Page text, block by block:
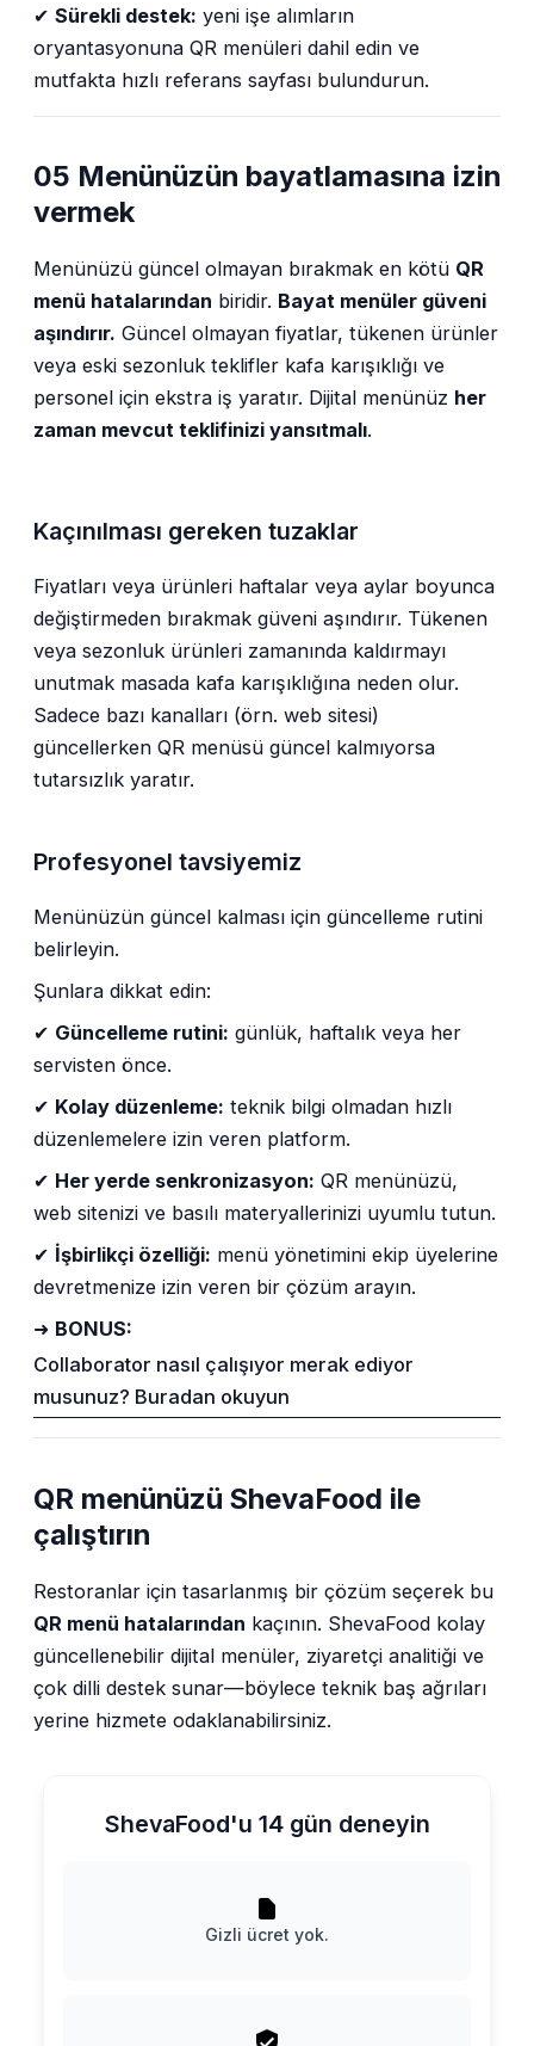
✔ Sürekli destek: yeni işe alımların
oryantasyonuna QR menüleri dahil edin ve
mutfakta hızlı referans sayfası bulundurun.
05 Menünüzün bayatlamasına izin
vermek
Menünüzü güncel olmayan bırakmak en kötü QR
menü hatalarından biridir. Bayat menüler güveni
aşındırır. Güncel olmayan fiyatlar, tükenen ürünler
veya eski sezonluk teklifler kafa karışıklığı ve
personel için ekstra iş yaratır. Dijital menünüz her
zaman mevcut teklifinizi yansıtmalı.
Kaçınılması gereken tuzaklar
Fiyatları veya ürünleri haftalar veya aylar boyunca
değiştirmeden bırakmak güveni aşındırır. Tükenen
veya sezonluk ürünleri zamanında kaldırmayı
unutmak masada kafa karışıklığına neden olur.
Sadece bazı kanalları (örn. web sitesi)
güncellerken QR menüsü güncel kalmıyorsa
tutarsızlık yaratır.
Profesyonel tavsiyemiz
Menünüzün güncel kalması için güncelleme rutini
belirleyin.
Şunlara dikkat edin:
✔ Güncelleme rutini: günlük, haftalık veya her
servisten önce.
✔ Kolay düzenleme: teknik bilgi olmadan hızlı
düzenlemelere izin veren platform.
✔ Her yerde senkronizasyon: QR menünüzü,
web sitenizi ve basılı materyallerinizi uyumlu tutun.
✔ İşbirlikçi özelliği: menü yönetimini ekip üyelerine
devretmenize izin veren bir çözüm arayın.
➜ BONUS:
Collaborator nasıl çalışıyor merak ediyor
musunuz? Buradan okuyun
QR menünüzü ShevaFood ile
çalıştırın
Restoranlar için tasarlanmış bir çözüm seçerek bu
QR menü hatalarından kaçının. ShevaFood kolay
güncellenebilir dijital menüler, ziyaretçi analitiği ve
çok dilli destek sunar—böylece teknik baş ağrıları
yerine hizmete odaklanabilirsiniz.
ShevaFood'u 14 gün deneyin
Gizli ücret yok.